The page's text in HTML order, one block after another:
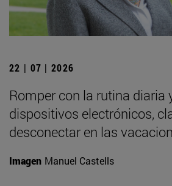
22 | 07 | 2026
Romper con la rutina diaria
dispositivos electrónicos,
desconectar en las
Imagen Manuel Castells